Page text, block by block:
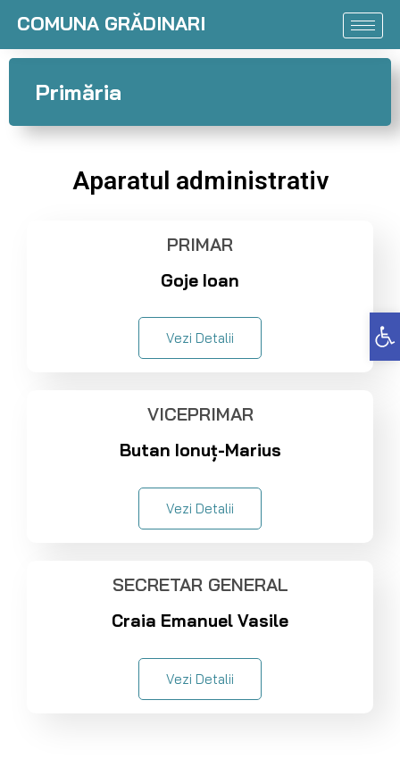
Deschide bara de unelte
COMUNA GRĂDINARI
Primăria
Aparatul administrativ
PRIMAR
Goje Ioan
Vezi Detalii
VICEPRIMAR
Butan Ionuț-Marius
Vezi Detalii
SECRETAR GENERAL
Craia Emanuel Vasile
Vezi Detalii